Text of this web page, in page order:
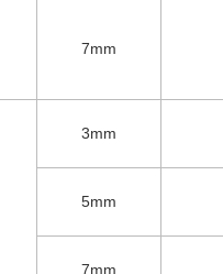
7mm
3mm
5mm
7mm